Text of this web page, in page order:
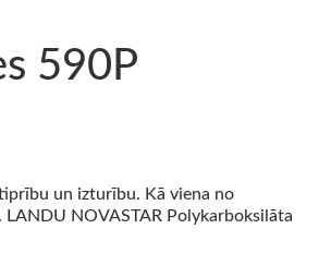
590P
un izturību. Kā viena no
NOVASTAR Polykarboksilāta